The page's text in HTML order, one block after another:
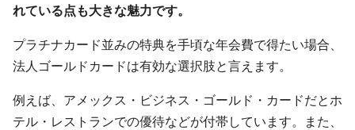
れている点も大きな魅力です。
プラチナカード並みの特典を手頃な年会費で得たい場合、
法人ゴールドカードは有効な選択肢と言えます。
例えば、アメックス・ビジネス・ゴールド・カードだとホ
テル・レストランでの優待などが付帯しています。また、